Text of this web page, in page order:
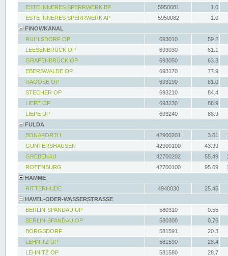
ESTE INNERES SPERRWERK BP
5950081
1.0
ESTE INNERES SPERRWERK AP
5950082
1.0
FINOWKANAL
RUHLSDORF OP
693010
59.2
LEESENBRÜCK OP
693030
61.1
GRAFENBRÜCK OP
693050
63.3
EBERSWALDE OP
693170
77.9
RAGÖSE OP
693190
81.0
STECHER OP
693210
84.4
LIEPE OP
693230
88.9
LIEPE UP
693240
88.9
FULDA
BONAFORTH
42900201 3.61
GUNTERSHAUSEN
42900100
43.99
GREBENAU
42700202 55.49
ROTENBURG
42700100 95.69
HAMME
RITTERHUDE
4940030
25.45
HAVEL-ODER-WASSERSTRASSE
BERLIN-SPANDAU UP
580310
0.55
BERLIN-SPANDAU OP
580300
0.76
BORGSDORF
581591
20.3
LEHNITZ UP
581590
28.4
LEHNITZ OP
581580
28.7